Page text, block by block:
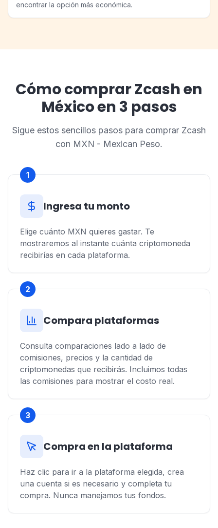
encontrar la opción más económica.
Cómo comprar Zcash en
México en 3 pasos
Sigue estos sencillos pasos para comprar Zcash
con MXN - Mexican Peso.
1
Ingresa tu monto
Elige cuánto MXN quieres gastar. Te
mostraremos al instante cuánta criptomoneda
recibirías en cada plataforma.
2
Compara plataformas
Consulta comparaciones lado a lado de
comisiones, precios y la cantidad de
criptomonedas que recibirás. Incluimos todas
las comisiones para mostrar el costo real.
3
Compra en la plataforma
Haz clic para ir a la plataforma elegida, crea
una cuenta si es necesario y completa tu
compra. Nunca manejamos tus fondos.